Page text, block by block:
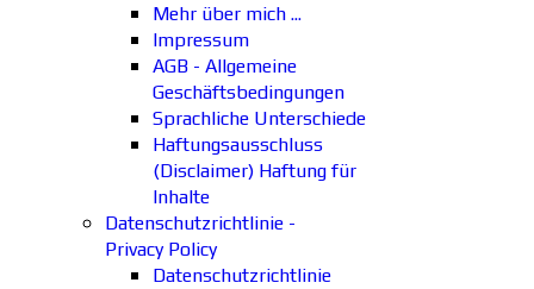
Mehr über mich ...
Impressum
AGB - Allgemeine
Geschäftsbedingungen
Sprachliche Unterschiede
Haftungsausschluss
(Disclaimer) Haftung für
Inhalte
Datenschutzrichtlinie -
Privacy Policy
Datenschutzrichtlinie